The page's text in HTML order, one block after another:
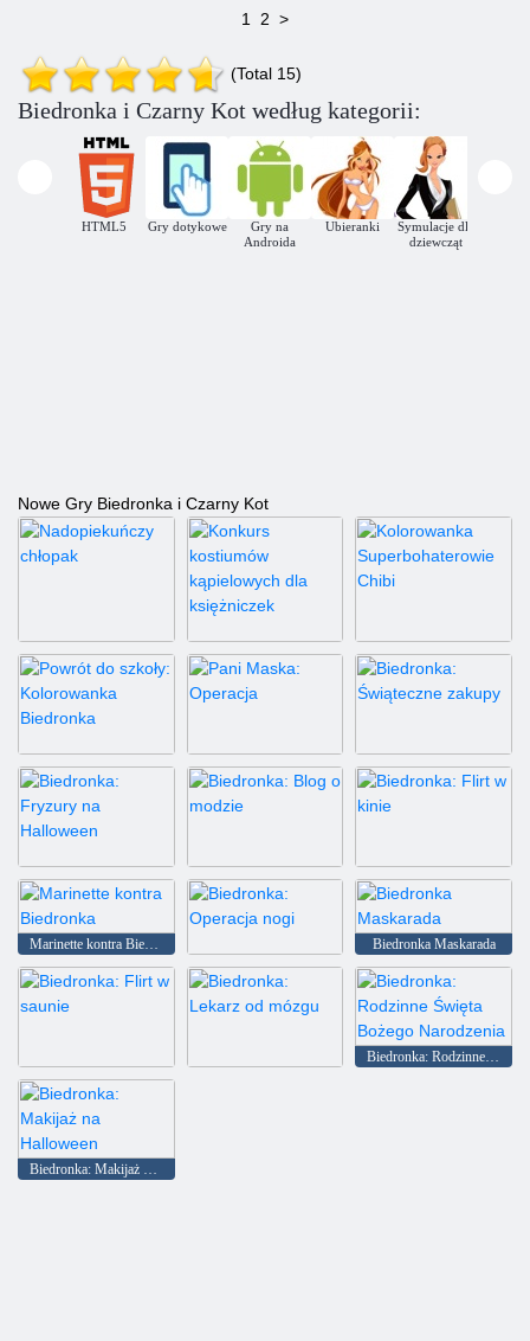
1 2 >
(Total 15)
Biedronka i Czarny Kot według kategorii:
HTML5 Gry dotykowe
Gry na
Androida
Ubieranki
Symulacje dla
dziewcząt
Nowe Gry Biedronka i Czarny Kot
Nadopiekuńczy chłopak Konkurs kostiumów kąpielowych dla księżniczek Kolorowanka Superbohaterowie Chibi
Powrót do szkoły: Kolorowanka Biedronka Pani Maska: Operacja Biedronka: Świąteczne zakupy
Biedronka: Fryzury na Halloween Biedronka: Blog o modzie Biedronka: Flirt w kinie
Marinette kontra Biedronka
Biedronka: Operacja nogi
Biedronka Maskarada
Biedronka: Flirt w saunie
Biedronka: Rodzinne Święta Bożego Narodzenia
Biedronka: Makijaż na Halloween